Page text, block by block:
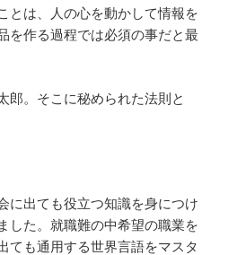
とは、人の心を動かして情報を
を作る過程では必須の事だと最
郎。そこに秘められた法則と
に出ても役立つ知識を身につけ
した。就職難の中希望の職業を
ても通用する世界言語をマスタ